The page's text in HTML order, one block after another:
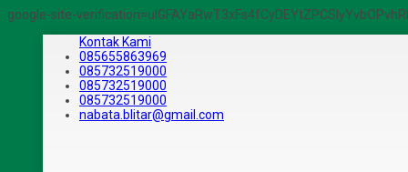
google-site-
Kontak Kami
085655863969
085732519000
085732519000
085732519000
nabata.blitar@gmail.com